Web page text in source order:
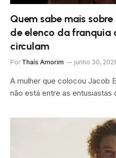
Quem sabe mais
de elenco da franquia
circulam
Por Thaís Amorim junho 30,
A mulher que colocou Jacob
não está entre as entusiastas